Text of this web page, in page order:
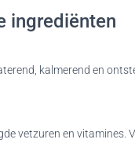
ingrediënten
kalmerend en
vetzuren en vitamines.